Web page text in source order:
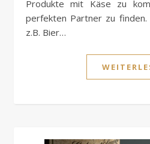
Produkte mit Käse zu
perfekten Partner zu
z.B. Bier…